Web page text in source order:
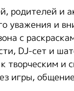
родителей и
уважения и
с
DJ-сет и
творческим и
игры,